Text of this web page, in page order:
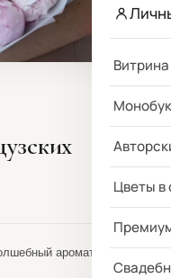
Цветы в
аромат и